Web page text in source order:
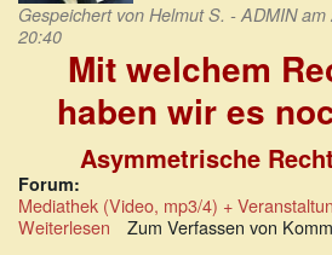
Gespeichert von Helmut S. - ADMINam
20:40
Mit welchem
haben wir es
Asymmetrische
Forum:
Mediathek (Video, mp3/4) +
Weiterlesen über
Zum Verfassen von